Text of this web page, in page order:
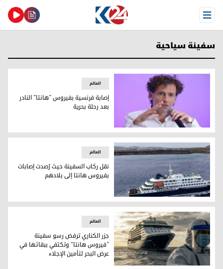
Open Menu
سفينة سياحية
الدكتور كزافييه ليسكور
العالم
إصابة فرنسية بفيروس "هانتا" النادر
بعد رحلة بحرية
سفينة الرحلات السياحية "إم في هونديوس"
العالم
نقل ركاب السفينة حيث رُصدت إصابات
بفيروس هانتا إلى بلادهم
العالم
جزر الكناري ترفض رسو سفينة
"فيروس هانتا" وتكتفي ببقائها في
عرض البحر لتأمين الإجلاء